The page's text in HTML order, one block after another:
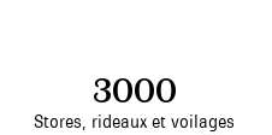
3000
Stores, rideaux et voilages